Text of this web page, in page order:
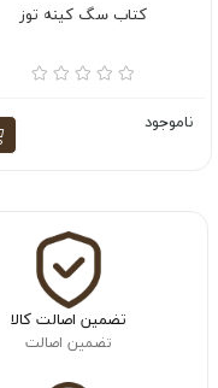
کتاب سگ کینه توز
ناموجود
تضمین اصالت کالا
تضمین اصالت